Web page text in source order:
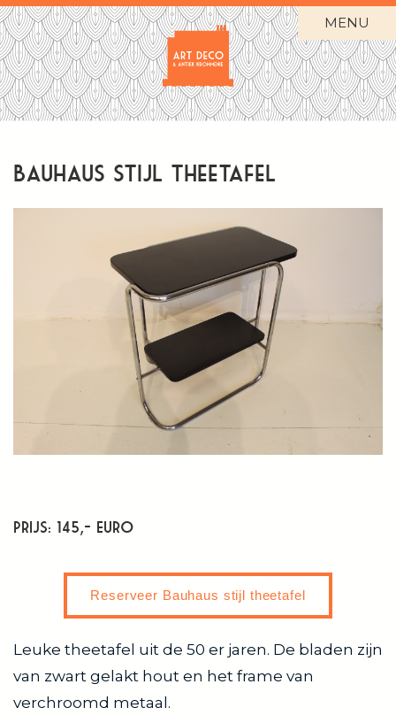
MENU
Bauhaus stijl theetafel
Prijs: 145,- Euro
Reserveer Bauhaus stijl theetafel
Leuke theetafel uit de 50 er jaren. De bladen zijn
van zwart gelakt hout en het frame van
verchroomd metaal.